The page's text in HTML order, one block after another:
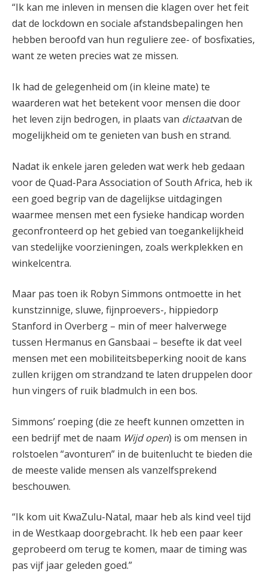
“Ik kan me inleven in mensen die klagen over het feit
dat de lockdown en sociale afstandsbepalingen hen
hebben beroofd van hun reguliere zee- of bosfixaties,
want ze weten precies wat ze missen.
Ik had de gelegenheid om (in kleine mate) te
waarderen wat het betekent voor mensen die door
het leven zijn bedrogen, in plaats van dictaatvan de
mogelijkheid om te genieten van bush en strand.
Nadat ik enkele jaren geleden wat werk heb gedaan
voor de Quad-Para Association of South Africa, heb ik
een goed begrip van de dagelijkse uitdagingen
waarmee mensen met een fysieke handicap worden
geconfronteerd op het gebied van toegankelijkheid
van stedelijke voorzieningen, zoals werkplekken en
winkelcentra.
Maar pas toen ik Robyn Simmons ontmoette in het
kunstzinnige, sluwe, fijnproevers-, hippiedorp
Stanford in Overberg – min of meer halverwege
tussen Hermanus en Gansbaai – besefte ik dat veel
mensen met een mobiliteitsbeperking nooit de kans
zullen krijgen om strandzand te laten druppelen door
hun vingers of ruik bladmulch in een bos.
Simmons’ roeping (die ze heeft kunnen omzetten in
een bedrijf met de naam Wijd open) is om mensen in
rolstoelen “avonturen” in de buitenlucht te bieden die
de meeste valide mensen als vanzelfsprekend
beschouwen.
“Ik kom uit KwaZulu-Natal, maar heb als kind veel tijd
in de Westkaap doorgebracht. Ik heb een paar keer
geprobeerd om terug te komen, maar de timing was
pas vijf jaar geleden goed.”